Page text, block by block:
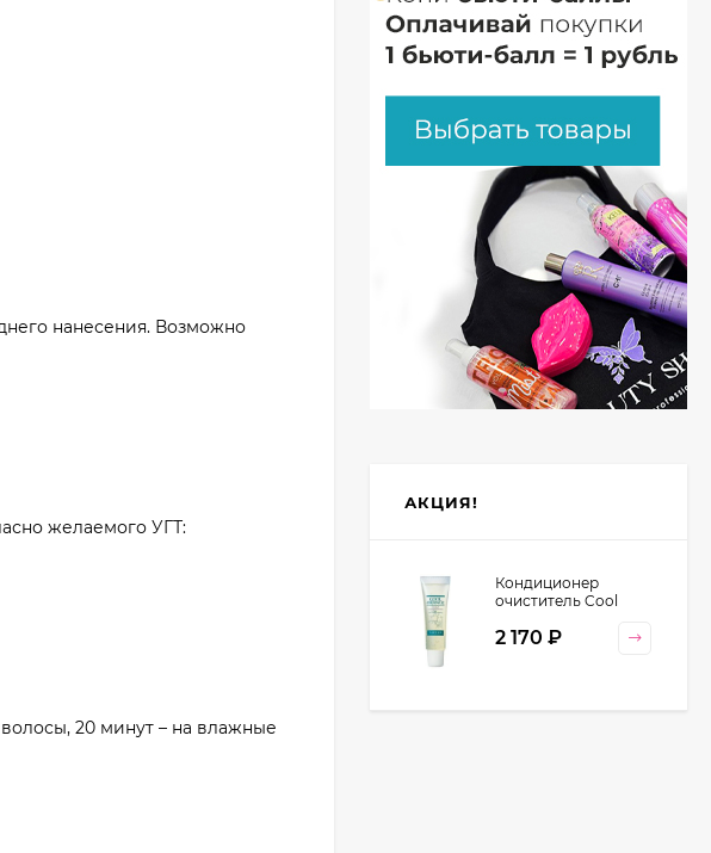
нанесения. Возможно
желаемого УГТ:
20 минут – на влажные
АКЦИЯ!
Кондиционер
очиститель Cool
Cosmetics, 130 гр
2 170 ₽